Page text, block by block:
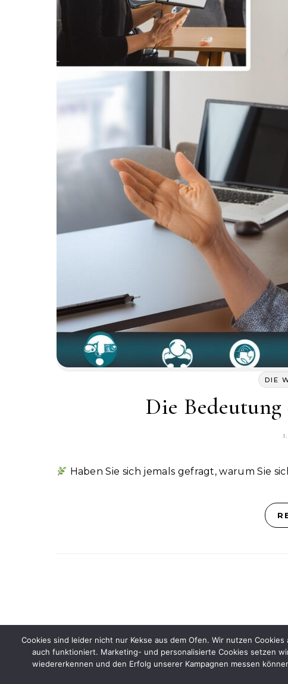
DIE
Die
Haben Sie sich jemals gefragt, warum Sie
Graceful Theme by Optima Themes
Cookies sind leider nicht nur Kekse aus dem Ofen. Wir nutzen
auch funktioniert. Marketing- und personalisierte Cookies setzen
wiedererkennen und den Erfolg unserer Kampagnen messen